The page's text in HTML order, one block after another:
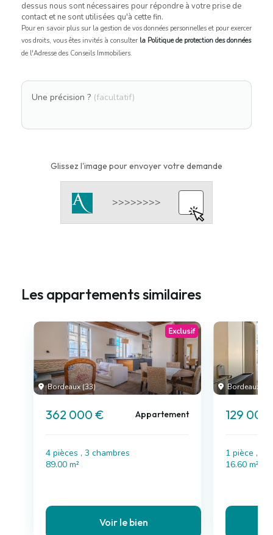
dessus nous sont nécessaires pour répondre à votre prise de
contact et ne sont utilisées qu'à cette fin.
Pour en savoir plus sur la gestion de vos données personnelles et pour exercer
vos droits, vous êtes invités à consulter la Politique de protection des données
de l'Adresse des Conseils Immobiliers.
Une précision ? (facultatif)
Glissez l'image pour envoyer votre demande
Les appartements similaires
Bordeaux (33)
Exclusif
362 000 € Appartement
4 pièces , 3 chambres
89.00 m²
Voir le bien
Bordeaux
129
1 pièce , 1
16.60 m²